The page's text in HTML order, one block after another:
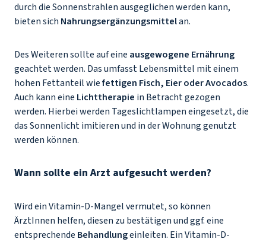
durch die Sonnenstrahlen ausgeglichen werden kann,
bieten sich Nahrungsergänzungsmittelan.
Des Weiteren sollte auf eine ausgewogene Ernährung
geachtet werden. Das umfasst Lebensmittel mit einem
hohen Fettanteil wiefettigen Fisch, Eier oder Avocados.
Auch kann eine Lichttherapie in Betracht gezogen
werden. Hierbei werden Tageslichtlampen eingesetzt, die
das Sonnenlicht imitieren und in der Wohnung genutzt
werden können.
Wann sollte ein Arzt aufgesucht werden?
Wird ein Vitamin-D-Mangel vermutet, so können
ÄrztInnen helfen, diesen zu bestätigen und ggf. eine
entsprechende Behandlungeinleiten. Ein Vitamin-D-